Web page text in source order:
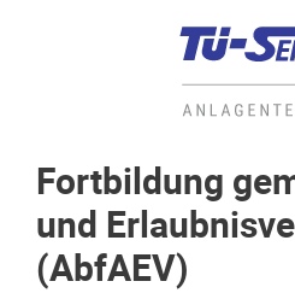
Fortbildung
und
(AbfAEV)